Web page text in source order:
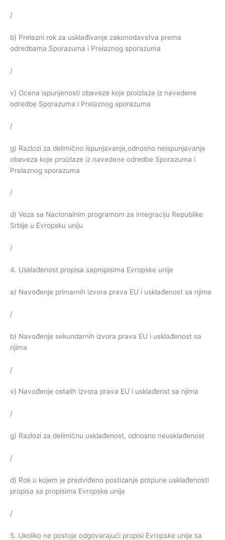
/
b) Prelazni rok za usklađivanje zakonodavstva prema
odredbama Sporazuma i Prelaznog sporazuma
/
v) Ocena ispunjenosti obaveze koje proizlaze iz navedene
odredbe Sporazuma i Prelaznog sporazuma
/
g) Razlozi za delimično ispunjavanje,odnosno neispunjavanje
obaveza koje proizlaze iz navedene odredbe Sporazuma i
Prelaznog sporazuma
/
d) Veza sa Nacionalnim programom za integraciju Republike
Srbije u Evropsku uniju
/
4. Usklađenost propisa sapropisima Evropske unije
a) Navođenje primarnih izvora prava EU i usklađenost sa njima
/
b) Navođenje sekundarnih izvora prava EU i usklađenost sa
njima
/
v) Navođenje ostalih izvora prava EU i usklađenst sa njima
/
g) Razlozi za delimičnu usklađenost, odnosno neusklađenost
/
d) Rok u kojem je predviđeno postizanje potpune usklađenosti
propisa sa propisima Evropske unije
/
5. Ukoliko ne postoje odgovarajući propisi Evropske unije sa